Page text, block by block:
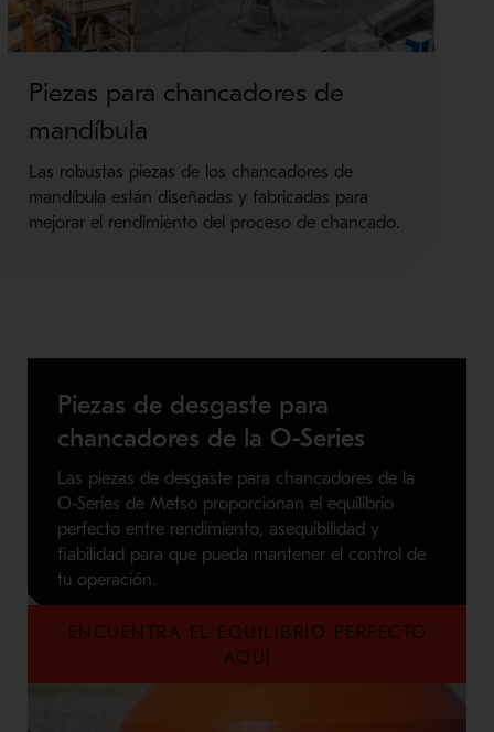
Piezas para chancadores de
mandíbula
Las robustas piezas de los chancadores de
mandíbula están diseñadas y fabricadas para
mejorar el rendimiento del proceso de chancado.
Piezas de desgaste para
chancadores de la O-Series
Las piezas de desgaste para chancadores de la
O-Series de Metso proporcionan el equilibrio
perfecto entre rendimiento, asequibilidad y
fiabilidad para que pueda mantener el control de
tu operación.
ENCUENTRA EL EQUILIBRIO PERFECTO
AQUÍ